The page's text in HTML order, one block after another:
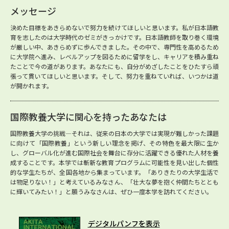
メッセージ
決めた目標をあきらめないで努力を続けてほしいと思います。私が日本語教
育を志したのは大学時代のゼミがきっかけです。日本語教師を取り巻く環境
が厳しい中、あきらめずに歩んできました。その中で、専門性を高めるため
に大学院へ進み、レベルアップを図るために留学をし、キャリアを積み重ね
たことで今の道があります。あなたにも、自分がめざしたことをひたすら頑
張って貫いてほしいと思います。そして、努力を重ねていれば、いつかは道
が開かれます。
国際教養大学に関心を持ったあなたは
国際教養大学の挑戦―それは、従来の日本の大学では実現が難しかった課題
に向けて「国際教養」という新しい理念を掲げ、その特色を最大限に生か
し、グローバル化が進む国際社会を舞台に存分に活躍できる優れた人材を養
成することです。本学では斬新な教育プログラムに可能性を見い出した個性
的な学生たちが、全国各地から集まっています。「ありきたりの大学生活で
は物足りない！」と考えているみなさん、「壮大な夢を抱く仲間たちととも
に輝いてみたい！」と願うみなさんは、ぜひ一度本学を訪れてください。
デジタルパンフを表示